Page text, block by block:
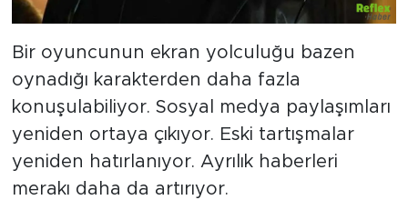
Bir oyuncunun ekran yolculuğu bazen
oynadığı karakterden daha fazla
konuşulabiliyor. Sosyal medya paylaşımları
yeniden ortaya çıkıyor. Eski tartışmalar
yeniden hatırlanıyor. Ayrılık haberleri
merakı daha da artırıyor.